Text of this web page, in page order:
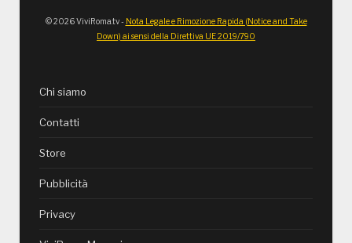
© 2026 ViviRoma.tv - Nota Legale e Rimozione Rapida (Notice and Take
Down) ai sensi della Direttiva UE 2019/790
Chi siamo
Contatti
Store
Pubblicità
Privacy